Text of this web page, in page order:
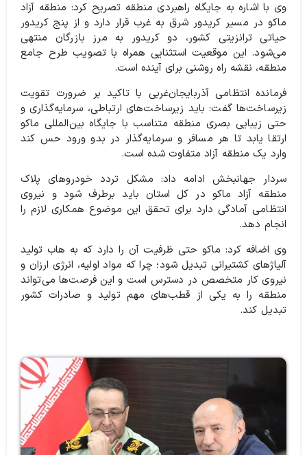
وی با اشاره به جایگاه راهبردی منطقه تصریح کرد: منطقه آزاد
ماکو در مسیر کریدور شرق به غرب قرار دارد و از پنج کریدور
حیاتی ترانزیتی کشور، دو کریدور به مرز بازرگان منتهی
می‌شود. این موقعیت استثنایی همراه با تصویب طرح جامع
منطقه، نقشه راه روشنی برای آینده است.
فرمانده انتظامی آذربایجان‌غربی با تاکید بر ضرورت تقویت
زیرساخت‌ها گفت: باید زیرساخت‌های ارتباطی، سرمایه‌گذاری و
حتی زیبایی بصری منطقه متناسب با جایگاه بین‌المللی ماکو
ارتقا یابد تا هر مسافر و سرمایه‌گذار در بدو ورود حس کند
وارد یک منطقه آزاد متفاوت شده است.
سردار جهانبخش ادامه داد: مشکل تردد خودروهای پلاک
منطقه آزاد ماکو در کل استان باید برطرف شود و نیروی
انتظامی آمادگی دارد برای تحقق این موضوع همکاری لازم را
انجام دهد.
وی اضافه کرد: ماکو حتی ظرفیت آن را دارد که به هاب تولید
آلیاژهای کشتیرانی تبدیل شود؛ چرا که مواد اولیه، انرژی ارزان و
نیروی کار متخصص در دسترس است و این فرصت‌ها می‌تواند
منطقه را به یکی از قطب‌های مهم تولید و صادرات کشور
تبدیل کند.